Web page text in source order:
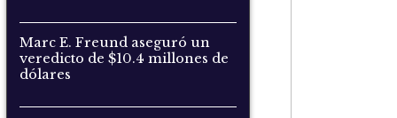
Marc E. Freund aseguró un
veredicto de $10.4 millones de
dólares